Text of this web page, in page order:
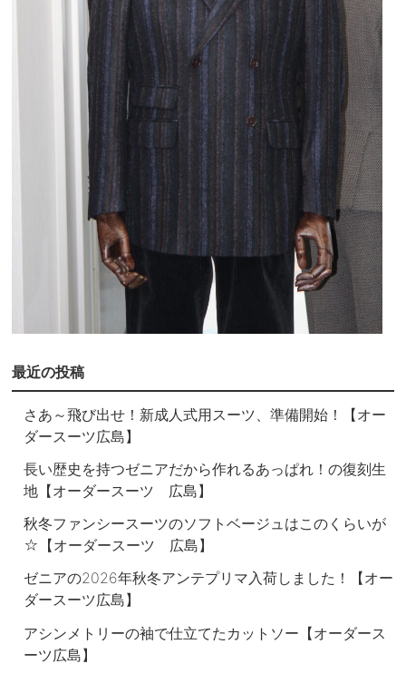
最近の投稿
さあ～飛び出せ！新成人式用スーツ、準備開始！【オー
ダースーツ広島】
長い歴史を持つゼニアだから作れるあっぱれ！の復刻生
地【オーダースーツ 広島】
秋冬ファンシースーツのソフトベージュはこのくらいが
☆【オーダースーツ 広島】
ゼニアの2026年秋冬アンテプリマ入荷しました！【オー
ダースーツ広島】
アシンメトリーの袖で仕立てたカットソー【オーダース
ーツ広島】